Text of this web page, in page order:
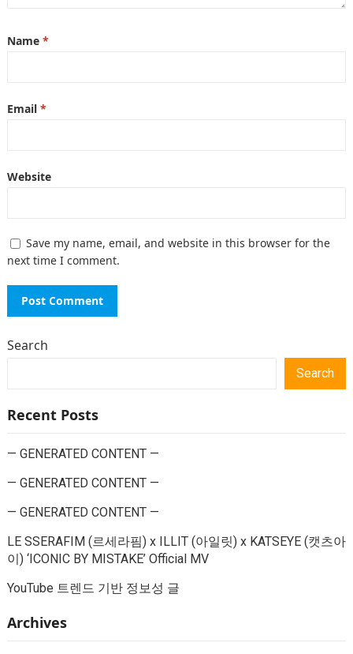
Name *
Email *
Website
Save my name, email, and website in this browser for the
next time I comment.
Search
Search
Recent Posts
— GENERATED CONTENT —
— GENERATED CONTENT —
— GENERATED CONTENT —
LE SSERAFIM (르세라핌) x ILLIT (아일릿) x KATSEYE (캣츠아
이) ‘ICONIC BY MISTAKE’ Official MV
YouTube 트렌드 기반 정보성 글
Archives